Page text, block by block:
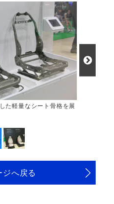
た軽量なシート骨格を展
へ戻る